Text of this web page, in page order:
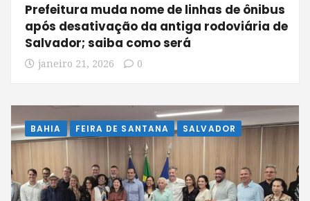
Prefeitura muda nome de linhas de ônibus
após desativação da antiga rodoviária de
Salvador; saiba como será
janeiro 21, 2026 0
BAHIA FEIRA DE SANTANA SALVADOR